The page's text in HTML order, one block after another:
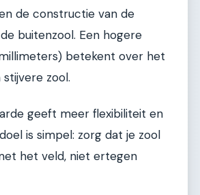
de constructie van de
buitenzool. Een hogere
betekent over het
zool.
geeft meer flexibiliteit en
is simpel: zorg dat je zool
het veld, niet ertegen